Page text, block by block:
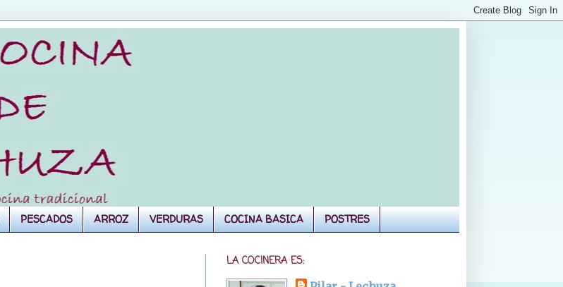
PESCADOS ARROZ VERDURAS COCINA BASICA POSTRES
LA COCINERA ES: